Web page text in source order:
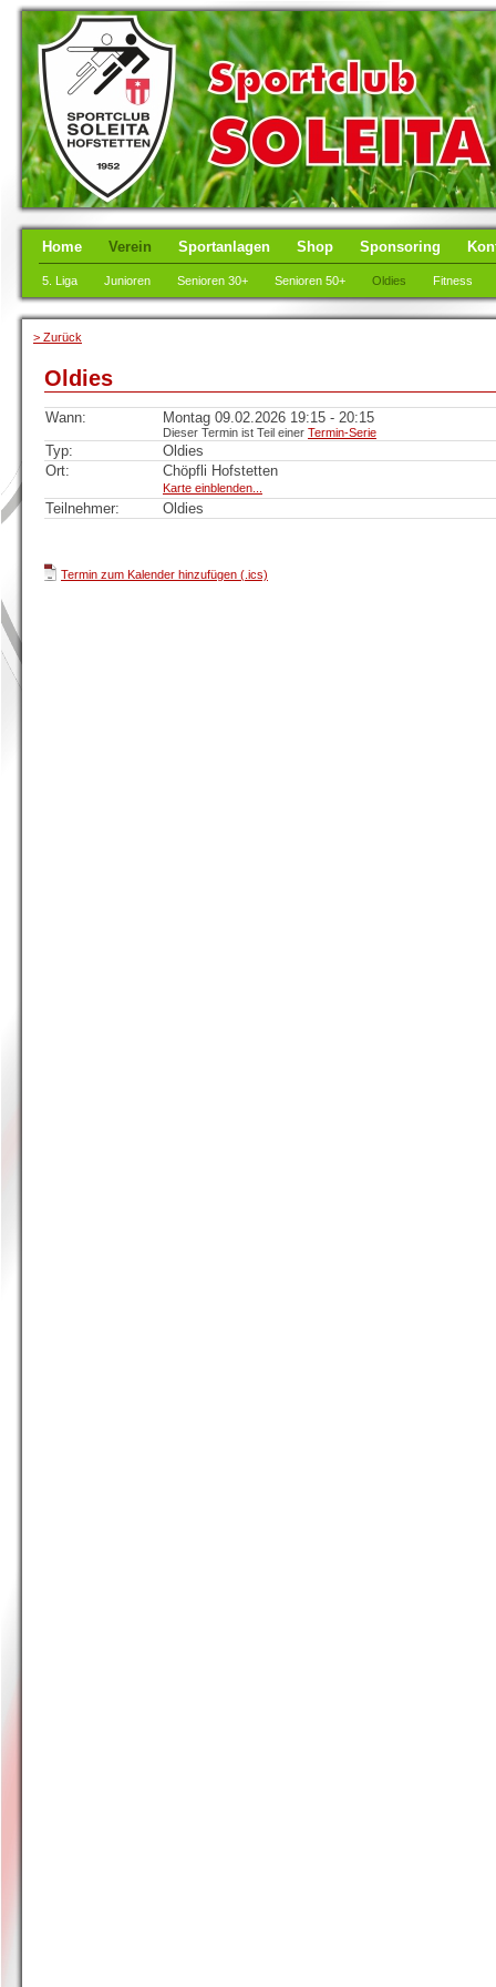
Home Verein Sportanlagen Shop Sponsoring
5. Liga Junioren Senioren 30+ Senioren 50+ Oldies Fitness
> Zurück
Oldies
Wann: Montag 09.02.2026 19:15 - 20:15
Dieser Termin ist Teil einer Termin-Serie
Typ:
Oldies
Ort:
Chöpfli Hofstetten
Karte einblenden...
Teilnehmer: Oldies
Termin zum Kalender hinzufügen (.ics)